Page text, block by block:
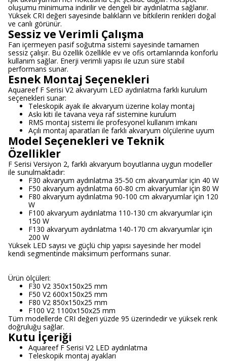
oluşumu minimuma indirilir ve dengeli bir aydınlatma sağlanır.
Yüksek CRI değeri sayesinde balıkların ve bitkilerin renkleri doğal
ve canlı görünür.
Sessiz ve Verimli Çalışma
Fan içermeyen pasif soğutma sistemi sayesinde tamamen
sessiz çalışır. Bu özellik özellikle ev ve ofis ortamlarında konforlu
kullanım sağlar. Enerji verimli yapısı ile uzun süre stabil
performans sunar.
Esnek Montaj Seçenekleri
Aquareef F Serisi V2 akvaryum LED aydınlatma farklı kurulum
seçenekleri sunar:
Teleskopik ayak ile akvaryum üzerine kolay montaj
Askı kiti ile tavana veya raf sistemine kurulum
RMS montaj sistemi ile profesyonel kullanım imkanı
Açılı montaj aparatları ile farklı akvaryum ölçülerine uyum
Model Seçenekleri ve Teknik
Özellikler
F Serisi Versiyon 2, farklı akvaryum boyutlarına uygun modeller
ile sunulmaktadır:
F30 akvaryum aydınlatma 35-50 cm akvaryumlar için 40 W
F50 akvaryum aydınlatma 60-80 cm akvaryumlar için 80 W
F80 akvaryum aydınlatma 90-100 cm akvaryumlar için 120
W
F100 akvaryum aydınlatma 110-130 cm akvaryumlar için
150 W
F130 akvaryum aydınlatma 140-170 cm akvaryumlar için
200 W
Yüksek LED sayısı ve güçlü chip yapısı sayesinde her model
kendi segmentinde maksimum performans sunar.
Ürün ölçüleri:
F30 V2 350x150x25 mm
F50 V2 600x150x25 mm
F80 V2 850x150x25 mm
F100 V2 1100x150x25 mm
Tüm modellerde CRI değeri yüzde 95 üzerindedir ve yüksek renk
doğruluğu sağlar.
Kutu İçeriği
Aquareef F Serisi V2 LED aydınlatma
Teleskopik montaj ayakları